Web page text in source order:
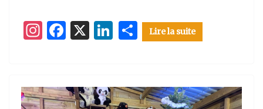
I
a
F
e
X
Li
e
P
ar
g
Lire la suite